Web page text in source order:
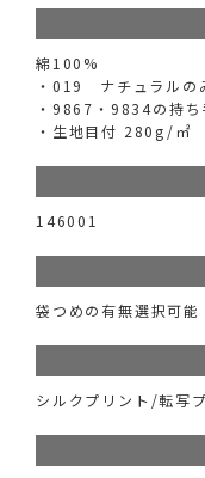
綿100%
・019 ナチュラルの
・9867・9834の持
・生地目付 280g/㎡
146001
袋つめの有無選択可能
シルクプリント/転写